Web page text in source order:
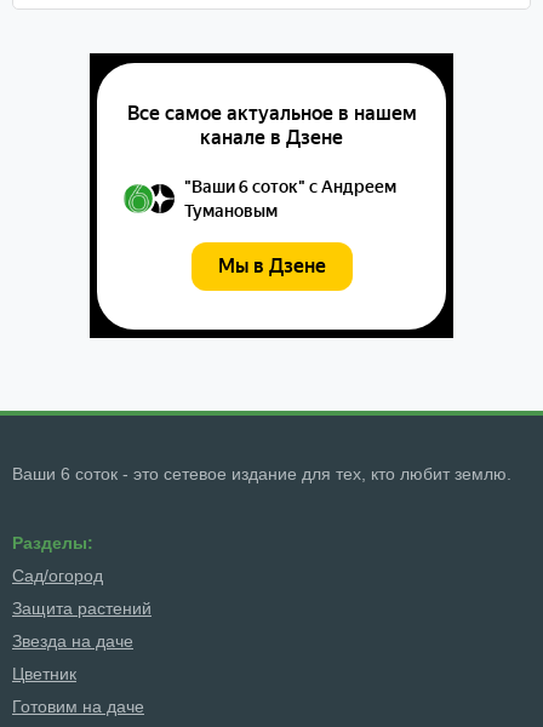
Ваши 6 соток - это сетевое издание для тех, кто любит землю.
Разделы:
Сад/огород
Защита растений
Звезда на даче
Цветник
Готовим на даче